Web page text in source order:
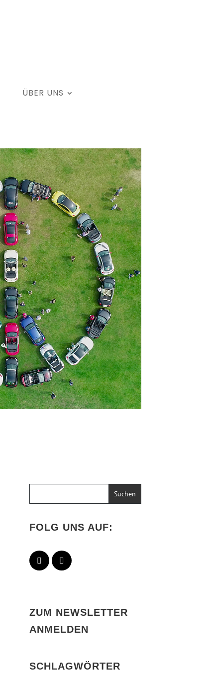
ÜBER UNS
FOLG UNS AUF:
ZUM NEWSLETTER
ANMELDEN
SCHLAGWÖRTER